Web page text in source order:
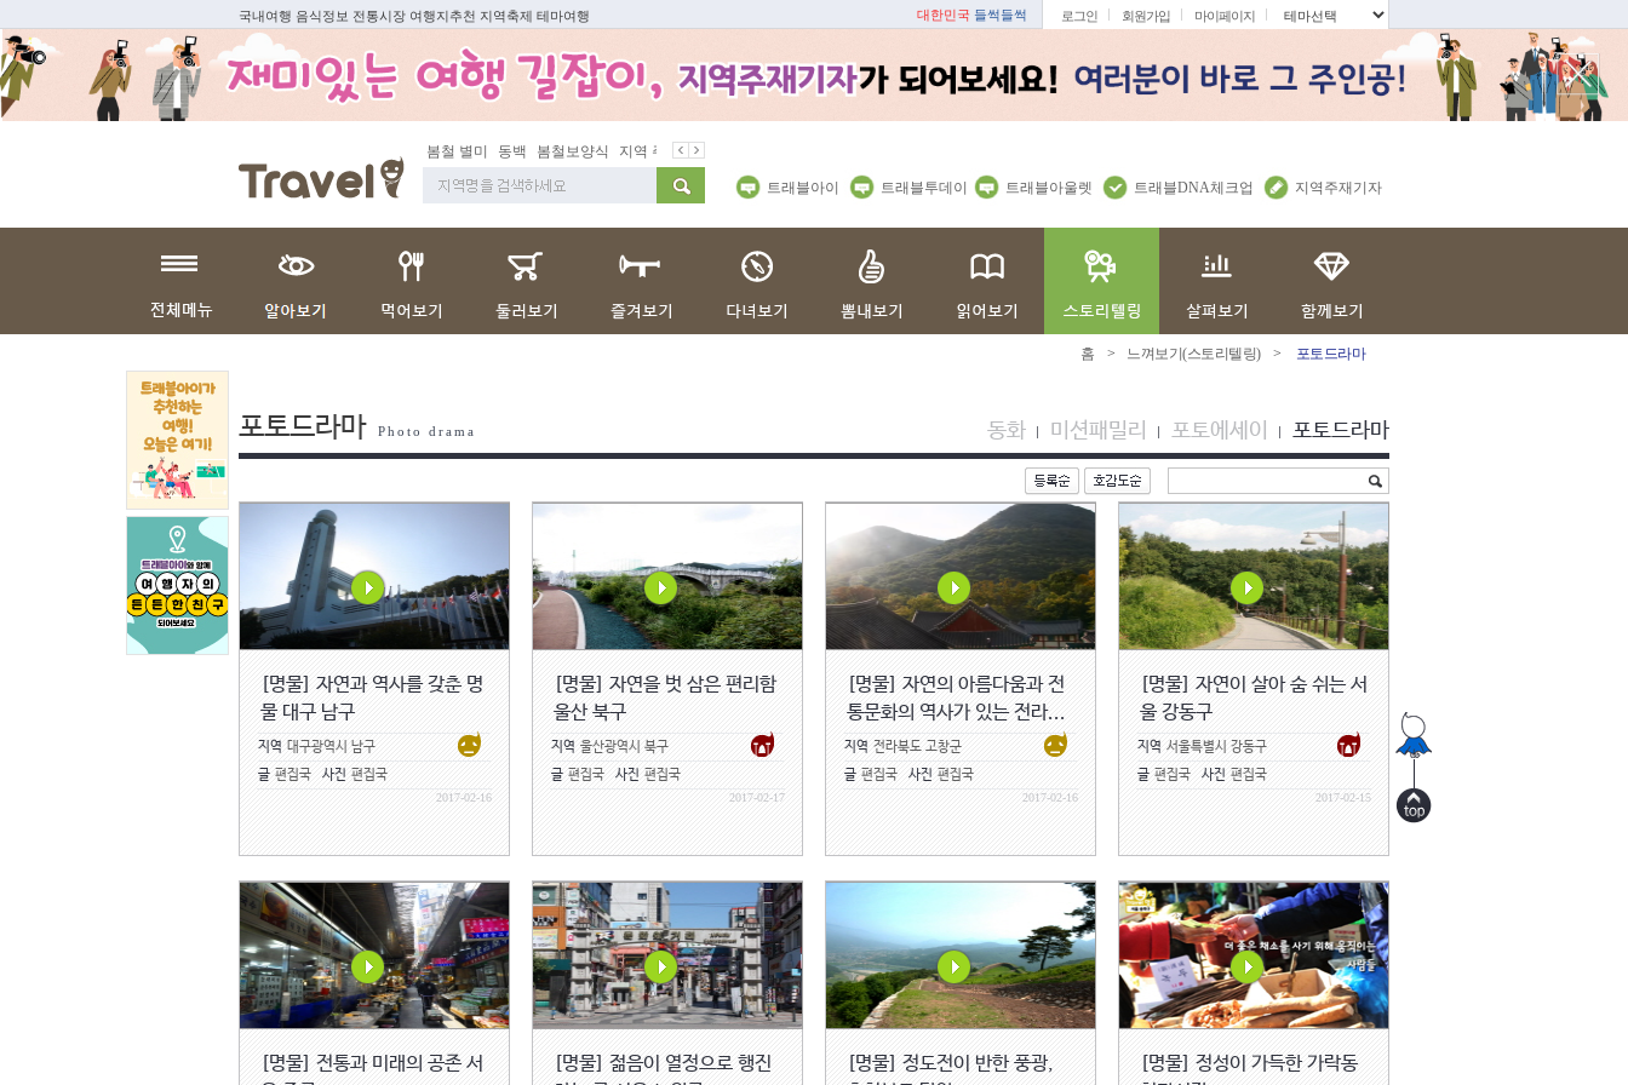
국내여행 음식정보 전통시장 여행지추천 지역축제 테마여행 대한민국 들썩들썩 로그인 회원가입 마이페이지
봄철 별미 동백 봄철보양식 지역 주재기자
트래블아이 트래블투데이 트래블아울렛 트래블DNA체크업 지역주재기자
홈 > 느껴보기(스토리텔링) > 포토드라마
포토드라마 Photo drama 동화 미션패밀리 포토에세이 포토드라마
[명물] 자연과 역사를 갖춘 명
물 대구 남구
지역 대구광역시 남구
글 편집국 사진 편집국
2017-02-16
[명물] 자연을 벗 삼은 편리함
울산 북구
지역 울산광역시 북구
글 편집국 사진 편집국
2017-02-17
[명물] 자연의 아름다움과 전
통문화의 역사가 있는 전라...
지역 전라북도 고창군
글 편집국 사진 편집국
2017-02-16
[명물] 자연이 살아 숨 쉬는 서
울 강동구
지역 서울특별시 강동구
글 편집국 사진 편집국
2017-02-15
[명물] 전통과 미래의 공존 서
[명물] 젊음이 열정으로 행진
[명물] 정도전이 반한 풍광,
[명물] 정성이 가득한 가락동